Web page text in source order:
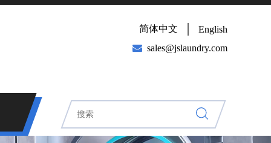
简体中文 English
 sales@jslaundry.com